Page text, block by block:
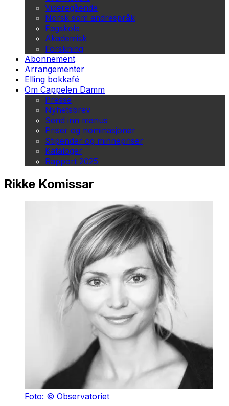
Videregående
Norsk som andrespråk
Fagskole
Akademisk
Forskning
Abonnement
Arrangementer
Elling bokkafé
Om Cappelen Damm
Presse
Nyhetsbrev
Send inn manus
Priser og nominasjoner
Stipender og minnepriser
Kataloger
Rapport 2025
Rikke Komissar
Foto: © Observatoriet